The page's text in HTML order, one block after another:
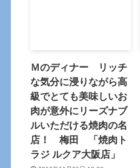
Ｍのディナー リッチ
な気分に浸りながら高
級でとても美味しいお
肉が意外にリーズナブ
ルいただける焼肉の名
店！ 梅田 「焼肉ト
ラジ ルクア大阪店」